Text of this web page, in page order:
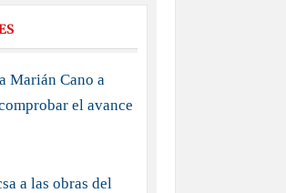
Marián Cano a
el avance
a las obras del